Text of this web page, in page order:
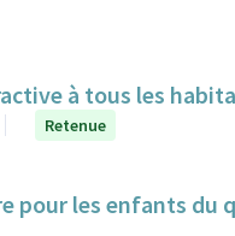
à tous les
Retenue
pour les enfants du